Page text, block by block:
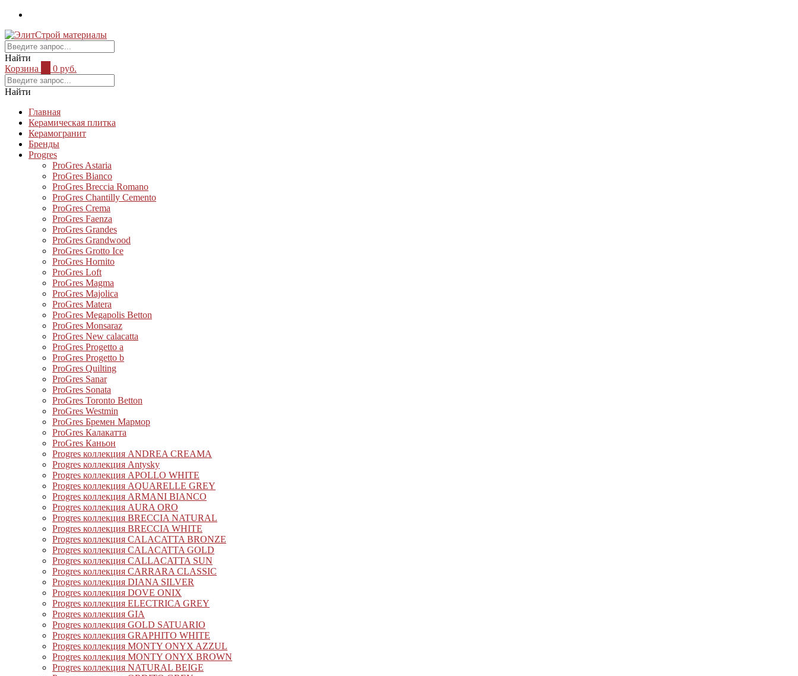
Найти
Корзина
0 руб.
Найти
Главная
Керамическая плитка
Керамогранит
Бренды
Progres
ProGres Astaria
ProGres Bianco
ProGres Breccia Romano
ProGres Chantilly Cemento
ProGres Crema
ProGres Faenza
ProGres Grandes
ProGres Grandwood
ProGres Grotto Ice
ProGres Hornito
ProGres Loft
ProGres Magma
ProGres Majolica
ProGres Matera
ProGres Megapolis Betton
ProGres Monsaraz
ProGres New calacatta
ProGres Progetto a
ProGres Progetto b
ProGres Quilting
ProGres Sanar
ProGres Sonata
ProGres Toronto Betton
ProGres Westmin
ProGres Бремен Мармор
ProGres Калакатта
ProGres Каньон
Progres коллекция ANDREA CREAMA
Progres коллекция Antysky
Progres коллекция APOLLO WHITE
Progres коллекция AQUARELLE GREY
Progres коллекция ARMANI BIANCO
Progres коллекция AURA ORO
Progres коллекция BRECCIA NATURAL
Progres коллекция BRECCIA WHITE
Progres коллекция CALACATTA BRONZE
Progres коллекция CALACATTA GOLD
Progres коллекция CALLACATTA SUN
Progres коллекция CARRARA CLASSIC
Progres коллекция DIANA SILVER
Progres коллекция DOVE ONIX
Progres коллекция ELECTRICA GREY
Progres коллекция GIA
Progres коллекция GOLD SATUARIO
Progres коллекция GRAPHITO WHITE
Progres коллекция MONTY ONYX AZZUL
Progres коллекция MONTY ONYX BROWN
Progres коллекция NATURAL BEIGE